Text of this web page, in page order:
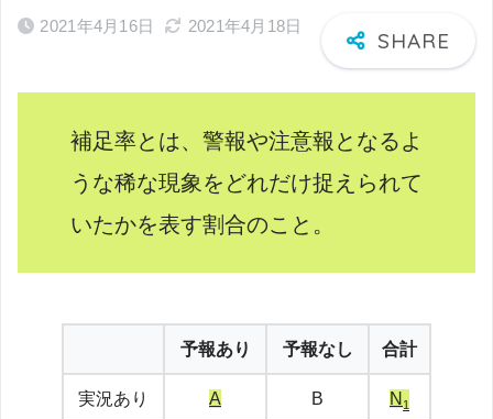
2021年4月16日 2021年4月18日
補足率とは、警報や注意報となるよ
うな稀な現象をどれだけ捉えられて
いたかを表す割合のこと。
予報あり 予報なし 合計
実況あり A B N 1